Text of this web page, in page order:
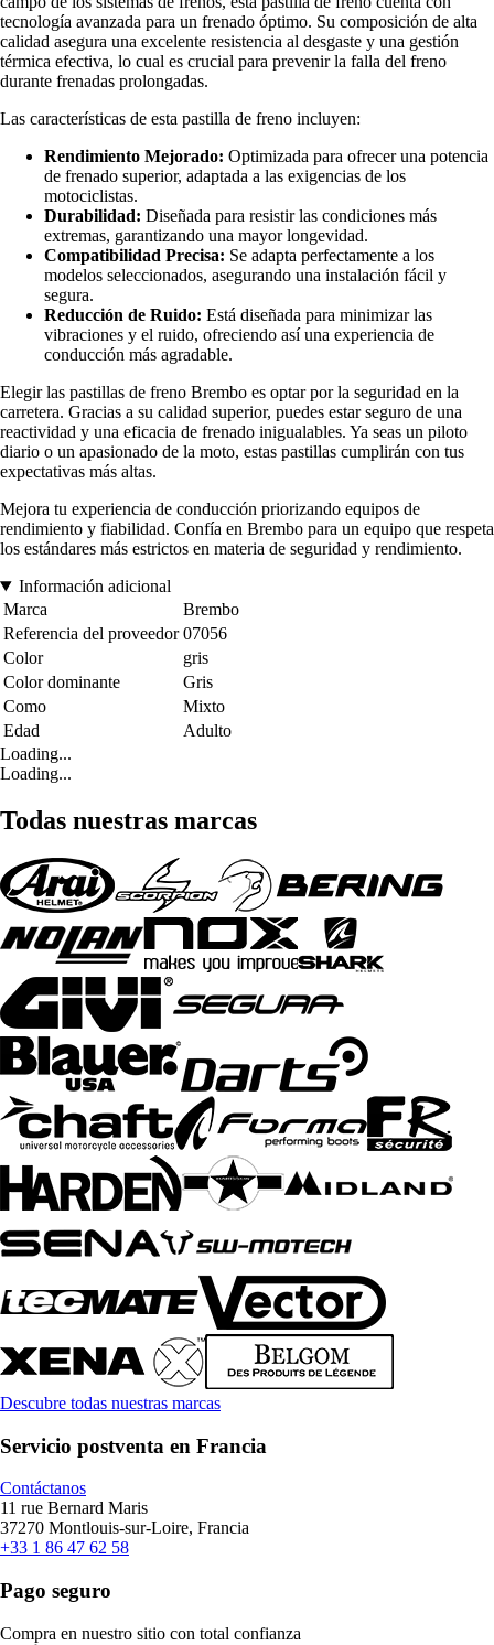
tecnología avanzada para un frenado óptimo. Su composición de alta
calidad asegura una excelente resistencia al desgaste y una gestión
térmica efectiva, lo cual es crucial para prevenir la falla del freno
durante frenadas prolongadas.
Las características de esta pastilla de freno incluyen:
Rendimiento Mejorado: Optimizada para ofrecer una potencia
de frenado superior, adaptada a las exigencias de los
motociclistas.
Durabilidad: Diseñada para resistir las condiciones más
extremas, garantizando una mayor longevidad.
Compatibilidad Precisa: Se adapta perfectamente a los
modelos seleccionados, asegurando una instalación fácil y
segura.
Reducción de Ruido: Está diseñada para minimizar las
vibraciones y el ruido, ofreciendo así una experiencia de
conducción más agradable.
Elegir las pastillas de freno Brembo es optar por la seguridad en la
carretera. Gracias a su calidad superior, puedes estar seguro de una
reactividad y una eficacia de frenado inigualables. Ya seas un piloto
diario o un apasionado de la moto, estas pastillas cumplirán con tus
expectativas más altas.
Mejora tu experiencia de conducción priorizando equipos de
rendimiento y fiabilidad. Confía en Brembo para un equipo que respeta
los estándares más estrictos en materia de seguridad y rendimiento.
Información adicional
Marca
Brembo
Referencia del proveedor 07056
Color
gris
Color dominante
Gris
Como
Mixto
Edad
Adulto
Loading...
Loading...
Todas nuestras marcas
Descubre todas nuestras marcas
Servicio postventa en Francia
Contáctanos
11 rue Bernard Maris
37270 Montlouis-sur-Loire, Francia
+33 1 86 47 62 58
Pago seguro
Compra en nuestro sitio con total confianza